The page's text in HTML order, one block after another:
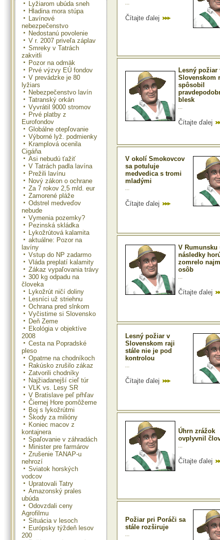
Lyžiarom ubúda sneh
Hladina mora stúpa
Lavínové
nebezpečenstvo
Nedostanú povolenie
V r. 2007 priveľa záplav
Smreky v Tatrách
zakvitli
Pozor na odmäk
Prvé výzvy EÚ fondov
V prevádzke je 80
lyžiars
Nebezpečenstvo lavín
Tatranský orkán
Vyvrátil 9000 stromov
Prvé platby z
Eurofondov
Globálne otepľovanie
Výborné lyž. podmienky
Kramplová ocenila
Cigáňa
Asi nebudú ťažiť
V Tatrách padla lavína
Prežili lavínu
Nový zákon o ochrane
Za 7 rokov 2,5 mld. eur
Zamorené pláže
Odstrel medveďov
nebude
Vymenia pozemky?
Pezinská skládka
Lykožrútová kalamita
aktuálne: Pozor na
lavíny
Vstup do NP zadarmo
Vláda preplatí kalamity
Zákaz vypaľovania trávy
300 kg odpadu na
človeka
Lykožrút ničí doliny
Lesníci už striehnu
Ochrana pred slnkom
Vyčistime si Slovensko
Deň Zeme
Ekológia v objektíve
2008
Cesta na Popradské
pleso
Opatrne na chodníkoch
Rakúsko zrušilo zákaz
Zatvorili chodníky
Najžiadanejší cieľ túr
VLK vs. Lesy SR
V Bratislave peľ pŕhľav
Čiernej Hore pomôžeme
Boj s lykožrútmi
Škody za milióny
Koniec macov z
kontajnera
Spaľovanie v záhradách
Minister pre farmárov
Zrušenie TANAP-u
nehrozí
Sviatok horských
vodcov
Upratovali Tatry
Amazonský prales
ubúda
Odovzdali ceny
Agrofilmu
Situácia v lesoch
Európsky týždeň lesov
200
...
Čítajte ďalej
Lesný požiar
Slovenskom
spôsobil
blesk
...
Čítajte ďalej
V okolí Smokovcov
sa potuluje
medvedica s tromi
mladými
...
Čítajte ďalej
V Rumunsku
následky
zomrelo
osôb
...
Čítajte ďalej
Lesný požiar v
Slovenskom raji
stále nie je pod
kontrolou
...
Čítajte ďalej
Úhrn zrážok
ovplyvnil
...
Čítajte ďalej
Požiar pri Poráči sa
stále rozširuje
...